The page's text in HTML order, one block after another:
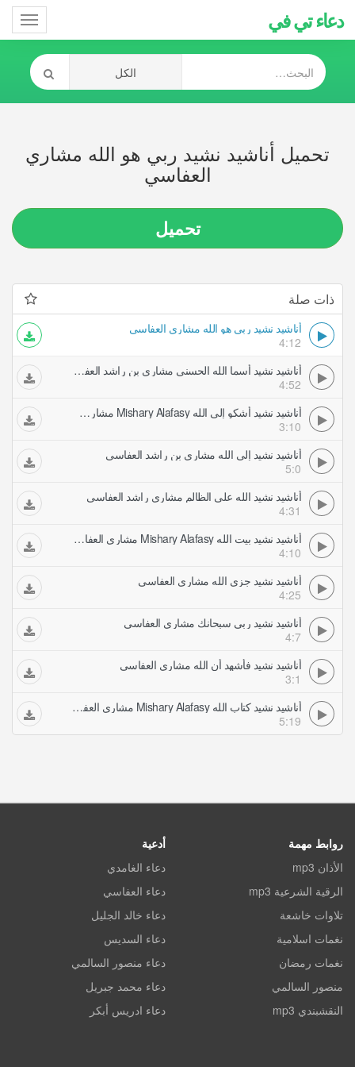
دعاء تي في
تحميل أناشيد نشيد ربي هو الله مشاري
العفاسي
تحميل
ذات صلة
أناشيد نشيد ربي هو الله مشاري العفاسي
4:12
أناشيد نشيد أسما الله الحسنى مشاري بن راشد العفاسي
4:52
أناشيد نشيد أشكو إلى الله Mishary Alafasy مشاري العفاسي
3:10
أناشيد نشيد إلى الله مشاري بن راشد العفاسي
5:0
أناشيد نشيد الله على الظالم مشاري راشد العفاسي
4:31
أناشيد نشيد بيت الله Mishary Alafasy مشاري العفاسي
4:10
أناشيد نشيد جزى الله مشاري العفاسي
4:25
أناشيد نشيد ربي سبحانك مشاري العفاسي
4:7
أناشيد نشيد فأشهد أن الله مشاري العفاسي
3:1
أناشيد نشيد كتاب الله Mishary Alafasy مشاري العفاسي
5:19
روابط مهمة
الأذان mp3
الرقية الشرعية mp3
تلاوات خاشعة
نغمات اسلامية
نغمات رمضان
منصور السالمي
النقشبندي mp3
أدعية
دعاء الغامدي
دعاء العفاسي
دعاء خالد الجليل
دعاء السديس
دعاء منصور السالمي
دعاء محمد جبريل
دعاء ادريس أبكر